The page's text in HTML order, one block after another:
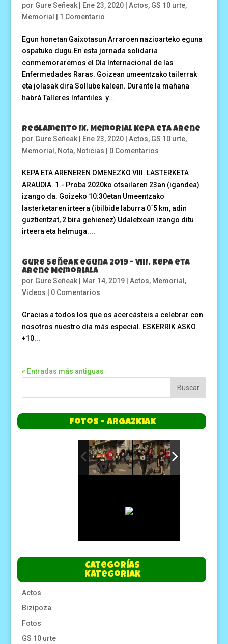
por Gure Señeak| Ene 23, 2020| Actos, GS 10 urte,
Memorial
1 Comentario
Egun honetan Gaixotasun Arraroen nazioarteko eguna
ospatuko dugu.En esta jornada solidaria
conmemoraremos el Día Internacional de las
Enfermedades Raras. Goizean umeentzako tailerrak
eta jolasak dira Sollube kalean. Durante la mañana
habrá Talleres Infantiles y...
Reglamento IX. Memorial Kepa eta Arene
por Gure Señeak| Ene 23, 2020| Actos, GS 10 urte,
Memorial , Nota, Noticias 0 Comentarios
KEPA ETA ARENEREN OMENEZKO VIII. LASTERKETA
ARAUDIA. 1.- Proba 2020ko otsailaren 23an (igandea)
izango da. Goizeko 10:30etan Umeentzako
lasterketaren irteera (ibilbide laburra 0´5 km, adin
guztientzat, 2 bira gehienez) Udaletxean izango ditu
irteera eta helmuga....
Gure Señeak eguna 2019 – VIII. Kepa eta
Arene Memoriala
por Gure Señeak| Mar 14, 2019| Actos, Memorial ,
Videos
0 Comentarios
Gracias a todos los que os acercásteis a celebrar con
nosotros nuestro día más especial. ESKERRIK ASKO
+10...
« Entradas más antiguas
Fotos - Argazkiak
Categorías
Kategoriak
Actos
Bizipoza
Fotos
GS 10 urte